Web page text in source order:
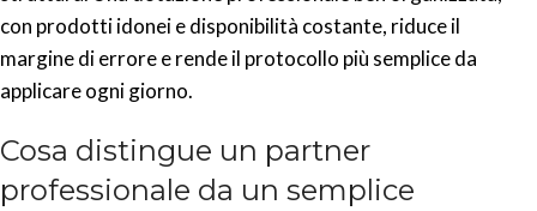
con prodotti idonei e disponibilità costante, riduce il
margine di errore e rende il protocollo più semplice da
applicare ogni giorno.
Cosa distingue un partner
professionale da un semplice